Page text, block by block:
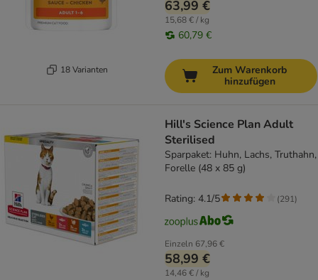
18 Varianten
63,99 €
15,68 € / kg
60,79 €
Zum Warenkorb
hinzufügen
Hill's Science Plan Adult
Sterilised
Sparpaket: Huhn, Lachs, Truthahn,
Forelle (48 x 85 g)
Einzeln 67,96 €
58,99 €
14,46 € / kg
Rating: 4.1/5 (291)